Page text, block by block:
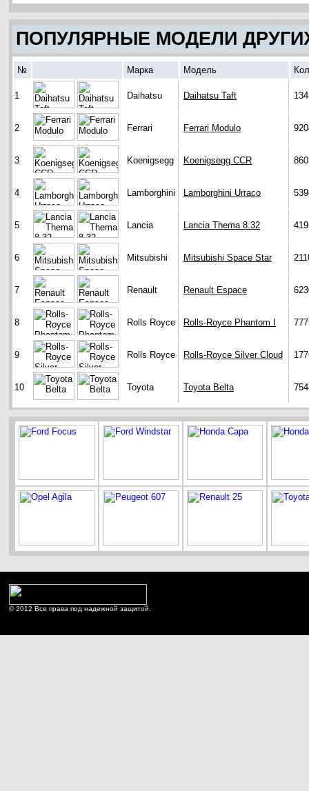
ПОПУЛЯРНЫЕ МОДЕЛИ
№ Марка Модель
1 Daihatsu Daihatsu Taft
2 Ferrari Ferrari Modulo
3 Koenigsegg Koenigsegg CCR
4 Lamborghini Lamborghini Urraco
5 Lancia Lancia Thema 8.32
6 Mitsubishi Mitsubishi Space Star
7 Renault Renault Espace
8 Rolls Royce Rolls-Royce Phantom I
9 Rolls Royce Rolls-Royce Silver Cloud
10 Toyota Toyota Belta
© 2012 Все права под надежной защитой.